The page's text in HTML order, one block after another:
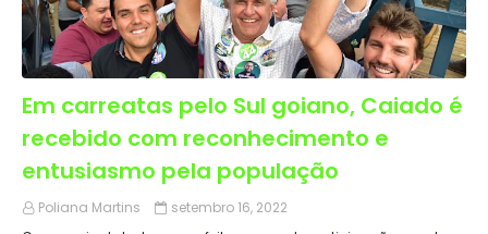
Em carreatas pelo Sul goiano, Caiado é
recebido com reconhecimento e
entusiasmo pela população
Poliana Martins
setembro 16, 2022